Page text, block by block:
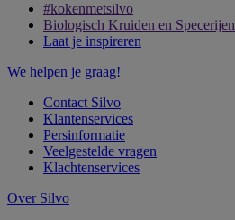
#kokenmetsilvo
Biologisch Kruiden en Specerijen
Laat je inspireren
We helpen je graag!
Contact Silvo
Klantenservices
Persinformatie
Veelgestelde vragen
Klachtenservices
Over Silvo